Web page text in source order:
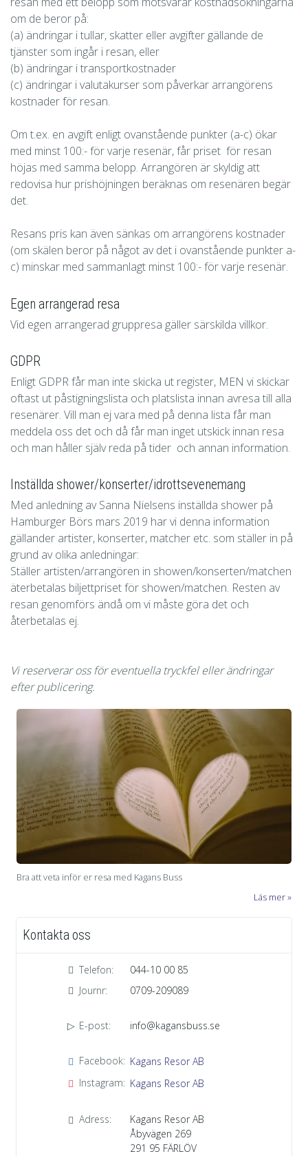
om de beror på:
(a) ändringar i tullar, skatter eller avgifter gällande de
tjänster som ingår i resan, eller
(b) ändringar i transportkostnader
(c) ändringar i valutakurser som påverkar arrangörens
kostnader för resan.
Om t.ex. en avgift enligt ovanstående punkter (a-c) ökar
med minst 100:- för varje resenär, får priset för resan
höjas med samma belopp. Arrangören är skyldig att
redovisa hur prishöjningen beräknas om resenären begär
det.
Resans pris kan även sänkas om arrangörens kostnader
(om skälen beror på något av det i ovanstående punkter a-
c) minskar med sammanlagt minst 100:- för varje resenär.
Egen arrangerad resa
Vid egen arrangerad gruppresa gäller särskilda villkor.
GDPR
Enligt GDPR får man inte skicka ut register, MEN vi skickar
oftast ut påstigningslista och platslista innan avresa till alla
resenärer. Vill man ej vara med på denna lista får man
meddela oss det och då får man inget utskick innan resa
och man håller själv reda på tider och annan information.
Inställda shower/konserter/idrottsevenemang
Med anledning av Sanna Nielsens inställda shower på
Hamburger Börs mars 2019 har vi denna information
gällander artister, konserter, matcher etc. som ställer in på
grund av olika anledningar:
Ställer artisten/arrangören in showen/konserten/matchen
äterbetalas biljettpriset för showen/matchen. Resten av
resan genomförs ändå om vi måste göra det och
återbetalas ej.
Vi reserverar oss för eventuella tryckfel eller ändringar
efter publicering.
Bra att veta inför er resa med Kagans Buss
Läs mer
Kontakta oss
Telefon:
044-10 00 85
Journr:
0709-209089
E-post: info@kagansbuss.se
Facebook: Kagans Resor AB
Instagram: Kagans Resor AB
Adress:
Kagans Resor AB
Åbyvägen 269
291 95 FÄRLÖV